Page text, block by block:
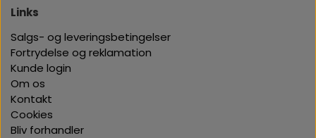
Links
Salgs- og leveringsbetingelser
Fortrydelse og reklamation
Kunde login
Om os
Kontakt
Cookies
Bliv forhandler